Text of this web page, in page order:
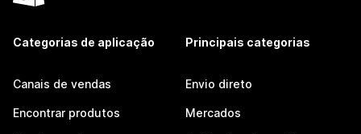
Categorias de aplicação
Canais de vendas
Encontrar produtos
Principais categorias
Envio direto
Mercados